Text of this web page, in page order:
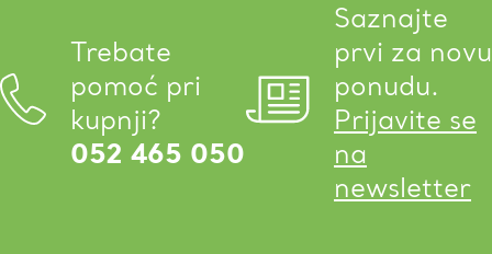
Trebate
pomoć pri
kupnji?
052 465 050
Saznajte
prvi za novu
ponudu.
Prijavite se
na
newsletter